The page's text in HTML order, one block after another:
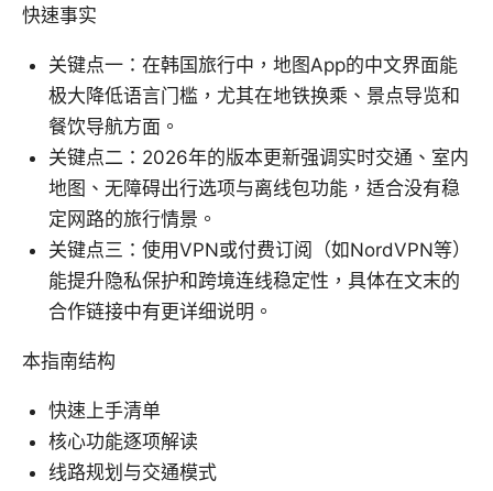
快速事实
关键点一：在韩国旅行中，地图App的中文界面能
极大降低语言门槛，尤其在地铁换乘、景点导览和
餐饮导航方面。
关键点二：2026年的版本更新强调实时交通、室内
地图、无障碍出行选项与离线包功能，适合没有稳
定网路的旅行情景。
关键点三：使用VPN或付费订阅（如NordVPN等）
能提升隐私保护和跨境连线稳定性，具体在文末的
合作链接中有更详细说明。
本指南结构
快速上手清单
核心功能逐项解读
线路规划与交通模式